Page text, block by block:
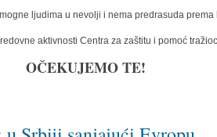
ljudima u nevolji i nema predrasuda
aktivnosti Centra za zaštitu i pomoć
OČEKUJEMO TE!